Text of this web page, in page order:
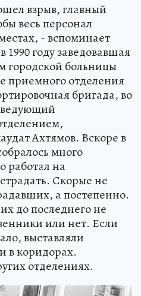
взрыв, главный
весь персонал
- вспоминает
году заведовавшая
больницы
приемного отделения
бригада, во
Ахтямов. Вскоре в
много
работал на
Скорые не
а постепенно.
до последнего не
или нет. Если
выставляли
в коридорах.
отделениях.